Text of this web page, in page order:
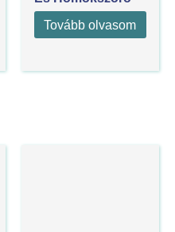
Tovább olvasom